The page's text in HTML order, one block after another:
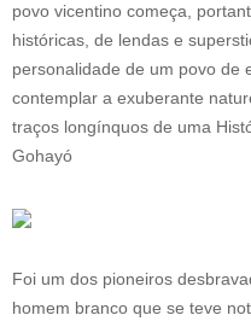
povo vicentino começa,
históricas, de lendas e
personalidade de um povo de
contemplar a exuberante
traços longínquos de uma
Gohayó
Foi um dos pioneiros
homem branco que se teve